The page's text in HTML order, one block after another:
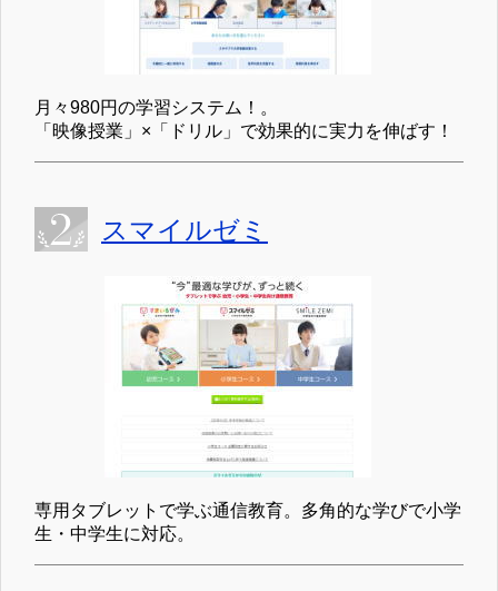
月々980円の学習システム！。
「映像授業」×「ドリル」で効果的に実力を伸ばす！
スマイルゼミ
専用タブレットで学ぶ通信教育。多角的な学びで小学
生・中学生に対応。